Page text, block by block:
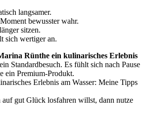
langsamer.
bewusster wahr.
sitzen.
sich wertiger an.
Rünthe ein kulinarisches Erlebnis
Standardbesuch. Es fühlt sich nach Pause
ein Premium-Produkt.
Erlebnis am Wasser: Meine Tipps
gut Glück losfahren willst, dann nutze